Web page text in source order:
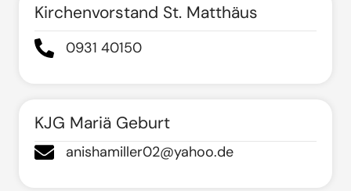
Kirchenvorstand St. Matthäus
0931 40150
KJG Mariä Geburt
anishamiller02@yahoo.de